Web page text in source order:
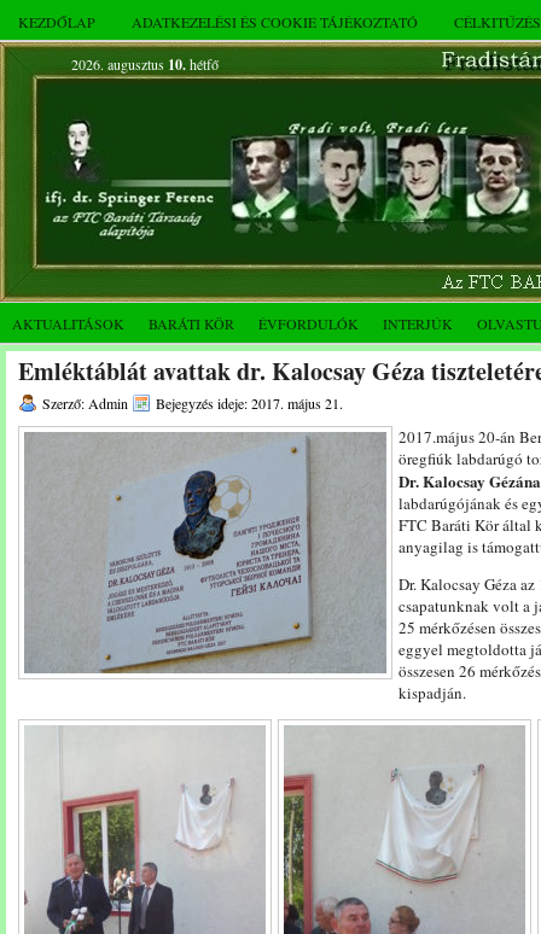
KEZDŐLAP ADATKEZELÉSI ÉS COOKIE TÁJÉKOZTATÓ
2026. augusztus 10.hétfő
AKTUALITÁSOK BARÁTI KÖR ÉVFORDULÓK INTERJÚK
Emléktáblát avattak dr. Kalocsay Géza
Szerző: Admin Bejegyzés ideje: 2017. május 21.
2017.május 20-án
öregfiúk labdarúgó
Dr. Kalocsay
labdarúgójának és
FTC Baráti Kör által
anyagilag is
Dr. Kalocsay Géza
csapatunknak volt a
25 mérkőzésen
eggyel megtoldotta
összesen 26
kispadján.